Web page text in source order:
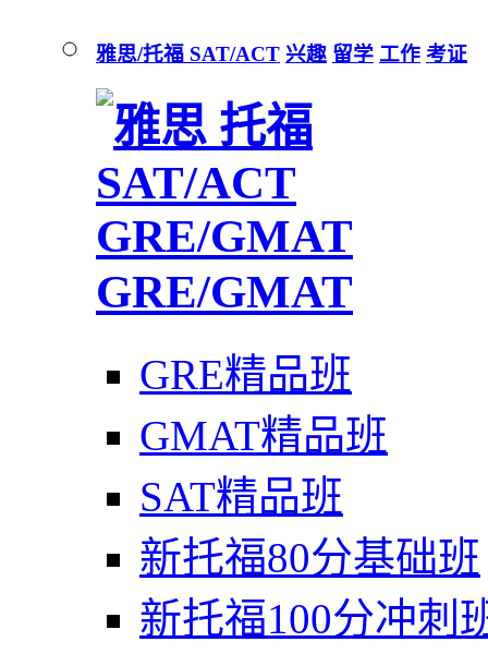
雅思/托福 SAT/ACT 兴趣 留学 工作 考证
GRE/GMAT
GRE精品班
GMAT精品班
SAT精品班
新托福80分基础班
新托福100分冲刺